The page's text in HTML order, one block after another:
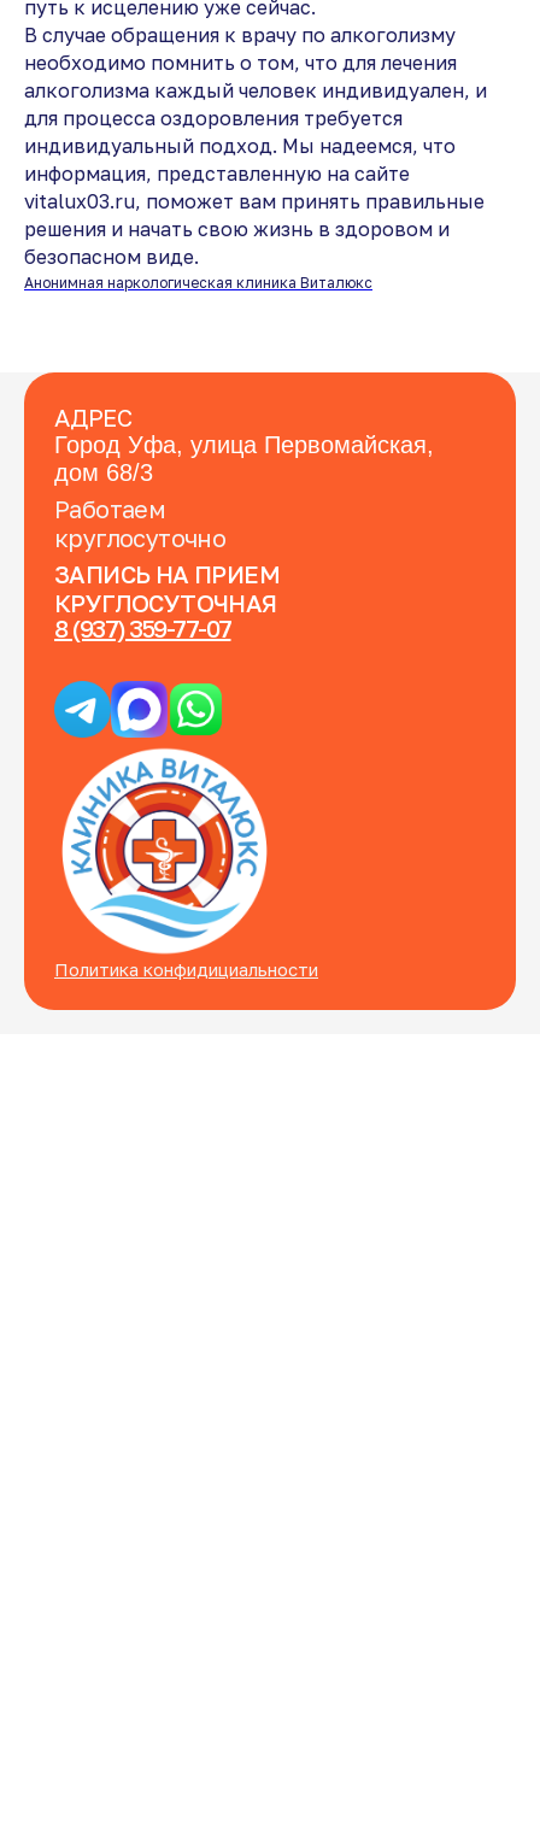
путь к исцелению уже сейчас.
В случае обращения к врачу по алкоголизму
необходимо помнить о том, что для лечения
алкоголизма каждый человек индивидуален, и
для процесса оздоровления требуется
индивидуальный подход. Мы надеемся, что
информация, представленную на сайте
vitalux03.ru, поможет вам принять правильные
решения и начать свою жизнь в здоровом и
безопасном виде.
Анонимная наркологическая клиника Виталюкс
АДРЕС
Город Уфа, улица Первомайская,
дом 68/3
Работаем
круглосуточно
ЗАПИСЬ НА ПРИЕМ
КРУГЛОСУТОЧНАЯ
8 (937) 359-77-07
Политика конфидициальности